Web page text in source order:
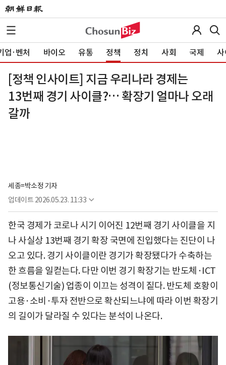
업·벤처 바이오 유통 정책 정치 사회 국제 사
[정책 인사이트] 지금 우리나라 경제는
13번째 경기 사이클?… 확장기 얼마나 오래
갈까
세종=박소정 기자
업데이트 2026.05.23. 11:33
한국 경제가 코로나 시기 이어진 12번째 경기 사이클을 지
나 사실상 13번째 경기 확장 국면에 진입했다는 진단이 나
오고 있다. 경기 사이클이란 경기가 확장됐다가 수축하는
한 흐름을 일컫는다. 다만 이번 경기 확장기는 반도체·ICT
(정보통신기술) 업종이 이끄는 성격이 짙다. 반도체 호황이
고용·소비·투자 전반으로 확산되느냐에 따라 이번 확장기
의 길이가 달라질 수 있다는 분석이 나온다.